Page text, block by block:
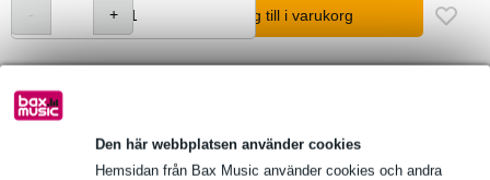
Den här webbplatsen använder cookies
Hemsidan från Bax Music använder cookies och andra
lägg till i varukorg
Beställ före 23:00 = leverans onsdag
1 250 ledande varumärken